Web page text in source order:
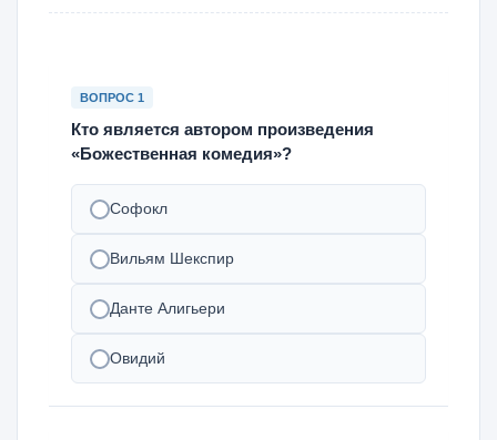
ВОПРОС 1
Кто является автором произведения
«Божественная комедия»?
Софокл
Вильям Шекспир
Данте Алигьери
Овидий